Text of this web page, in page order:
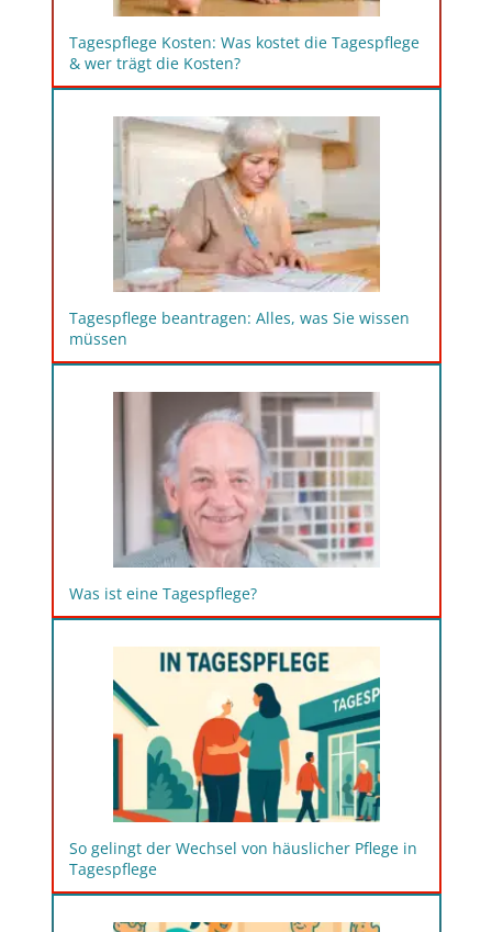
Tagespflege Kosten: Was kostet die Tagespflege
& wer trägt die Kosten?
Tagespflege beantragen: Alles, was Sie wissen
müssen
Was ist eine Tagespflege?
So gelingt der Wechsel von häuslicher Pflege in
Tagespflege